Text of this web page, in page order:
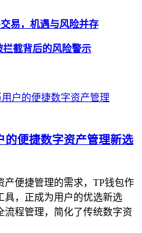
易，机遇与风险并存
截背后的风险警示
的便捷数字资产管理新选
产便捷管理的需求，TP钱包作
具，正成为用户的优选新选
流程管理，简化了传统数字资